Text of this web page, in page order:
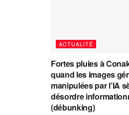
ACTUALITÉ
Fortes pluies à
quand les images
manipulées par l’IA
désordre
(débunking)